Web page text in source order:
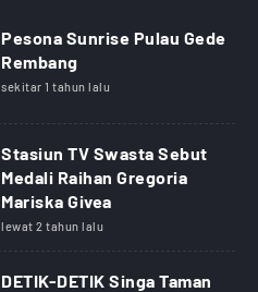
Pesona Sunrise Pulau Gede
Rembang
sekitar 1 tahun lalu
Stasiun TV Swasta Sebut
Medali Raihan Gregoria
Mariska Givea
lewat 2 tahun lalu
DETIK-DETIK Singa Taman